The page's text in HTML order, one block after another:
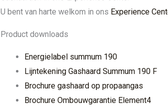
U bent van harte welkom in ons Experience
Product downloads
Energielabel summum 190
Lijntekening Gashaard Summum 190 F
Brochure gashaard op propaangas
Brochure Ombouwgarantie Element4